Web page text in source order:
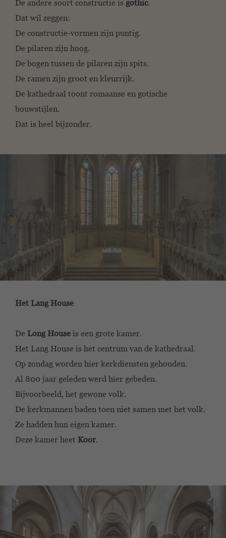
De andere soort constructie is gothic.
Dat wil zeggen:
De constructie-vormen zijn puntig.
De pilaren zijn hoog.
De bogen tussen de pilaren zijn spits.
De ramen zijn groot en kleurrijk.
De kathedraal toont romaanse en gotische
bouwstijlen.
Dat is heel bijzonder.
Het Lang House
De Long House is een grote kamer.
Het Lang House is het centrum van de kathedraal.
Op zondag worden hier kerkdiensten gehouden.
Al 800 jaar geleden werd hier gebeden.
Bijvoorbeeld, het gewone volk.
De kerkmannen baden toen niet samen met het volk.
Ze hadden hun eigen kamer.
Deze kamer heet Koor.